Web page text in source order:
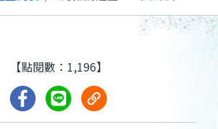
【點閱數：1,196】